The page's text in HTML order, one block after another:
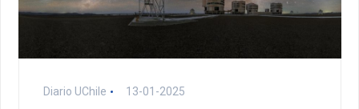
Diario UChile 13-01-2025